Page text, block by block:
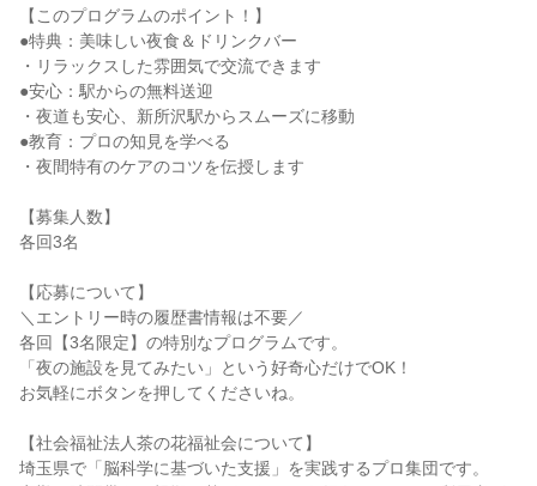
【このプログラムのポイント！】
●特典：美味しい夜食＆ドリンクバー
・リラックスした雰囲気で交流できます
●安心：駅からの無料送迎
・夜道も安心、新所沢駅からスムーズに移動
●教育：プロの知見を学べる
・夜間特有のケアのコツを伝授します
【募集人数】
各回3名
【応募について】
＼エントリー時の履歴書情報は不要／
各回【3名限定】の特別なプログラムです。
「夜の施設を見てみたい」という好奇心だけでOK！
お気軽にボタンを押してくださいね。
【社会福祉法人茶の花福祉会について】
埼玉県で「脳科学に基づいた支援」を実践するプロ集団です。